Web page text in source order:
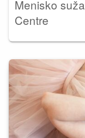
Menisko
Centre